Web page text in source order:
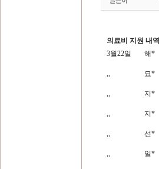
의료비 지원 내역
3월22일 해*
,, 묘*
,, 지 *
,, 지 *
,, 선*
,, 일*